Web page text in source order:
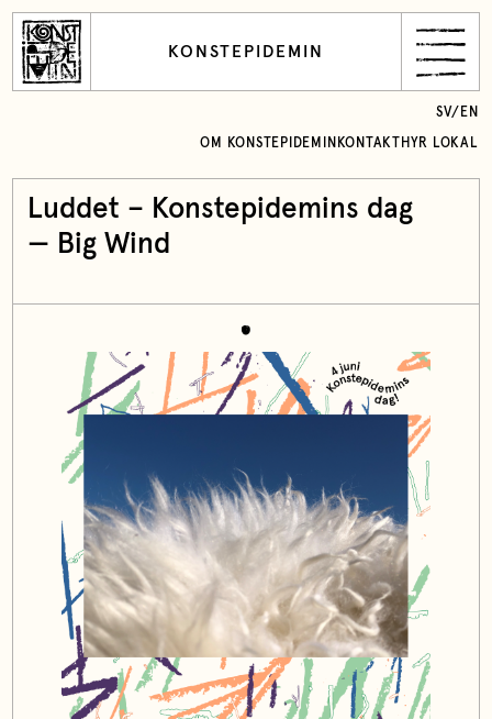
KONSTEPIDEMIN
OM KONSTEPIDEMIN KONTAKT HYR LOKAL
SV/ EN
Luddet – Konstepidemins dag
— Big Wind